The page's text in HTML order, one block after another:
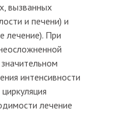
вызванных
и печени) и
лечение). При
интенсивности
лечение